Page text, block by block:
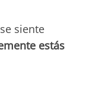
siente
estás